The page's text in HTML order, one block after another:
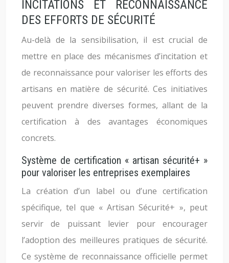
INCITATIONS ET RECONNAISSANCE
DES EFFORTS DE SÉCURITÉ
Au-delà de la sensibilisation, il est crucial de
mettre en place des mécanismes d’incitation et
de reconnaissance pour valoriser les efforts des
artisans en matière de sécurité. Ces initiatives
peuvent prendre diverses formes, allant de la
certification à des avantages économiques
concrets.
Système de certification « artisan sécurité+ »
pour valoriser les entreprises exemplaires
La création d’un label ou d’une certification
spécifique, tel que « Artisan Sécurité+ », peut
servir de puissant levier pour encourager
l’adoption des meilleures pratiques de sécurité.
Ce système de reconnaissance officielle permet